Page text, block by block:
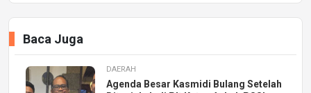
Baca Juga
DAERAH
Agenda Besar Kasmidi Bulang Setelah